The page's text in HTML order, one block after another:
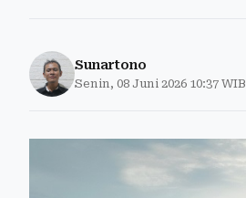
Sunartono
Senin, 08 Juni 2026 10:37 WIB